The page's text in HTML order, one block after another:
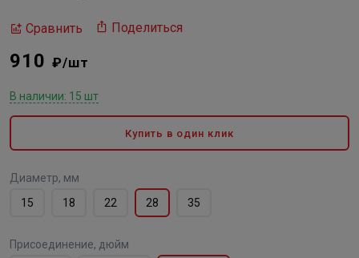
Сравнить Поделиться
910 ₽/шт
В наличии: 15 шт
Купить в один клик
Диаметр, мм
15
18 22 28 35
Присоединение, дюйм